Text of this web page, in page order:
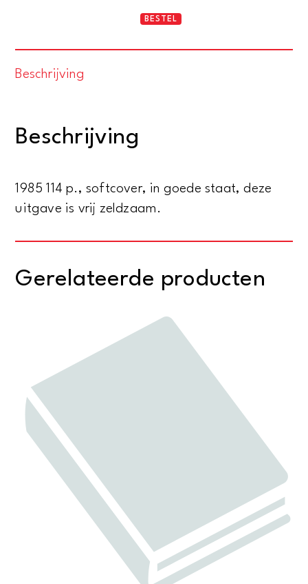
Feit
BESTEL
Beschrijving
Beschrijving
1985 114 p., softcover, in goede staat, deze
uitgave is vrij zeldzaam.
Gerelateerde producten